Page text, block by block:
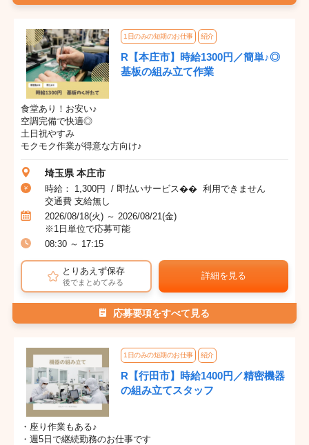
1日のみの短期のお仕事 紹介
R【本庄市】時給1300円／簡単♪◎
基板の組み立て作業
食堂あり！お安い♪
空調完備で快適◎
土日祝やすみ
モクモク作業が得意な方向け♪
埼玉県 本庄市
時給： 1,300円 / 即払いサービス�� 利用できません
交通費 支給無し
2026/08/18(火) ～ 2026/08/21(金)
※1日単位で応募可能
08:30 ～ 17:15
とりあえず保存
後でまとめてみる
詳細を見る
応募要項をすべて見る
1日のみの短期のお仕事 紹介
R【行田市】時給1400円／精密機器
の組み立てスタッフ
・座り作業もある♪
・週5日で継続勤務のお仕事です